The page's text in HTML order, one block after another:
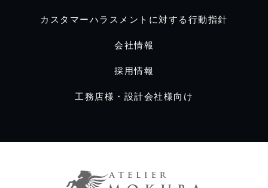
カスタマーハラスメントに対する行動指針
会社情報
採用情報
工務店様・設計会社様向け